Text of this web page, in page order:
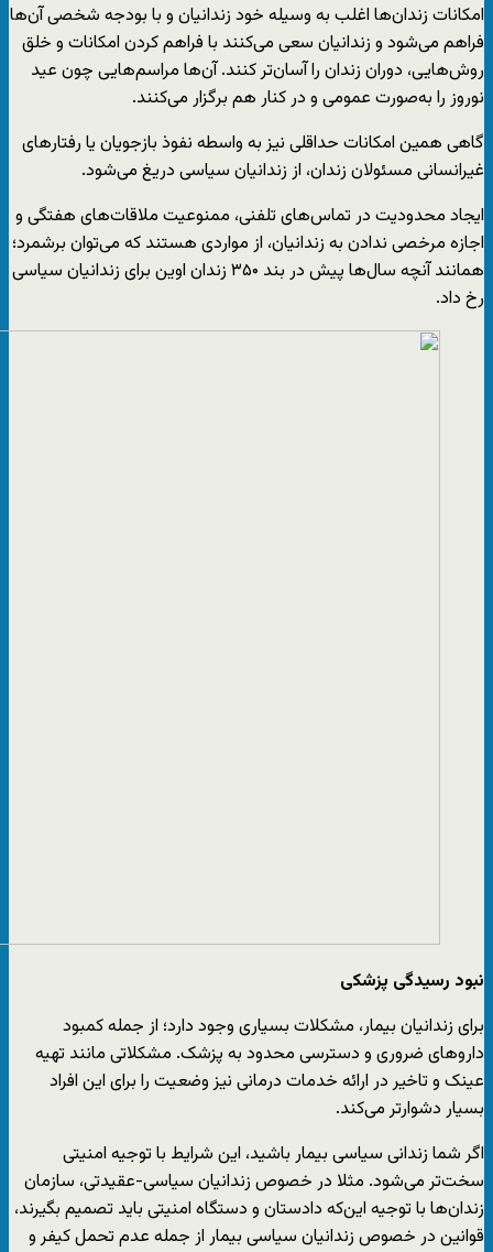
امکانات زندان‌ها اغلب به وسیله خود زندانیان و با بودجه شخصی آن‌ها
فراهم می‌شود و زندانیان سعی می‌کنند با فراهم کردن امکانات و خلق
روش‌هایی، دوران زندان را آسان‌تر کنند. آن‌ها مراسم‌هایی چون عید
نوروز را به‌صورت عمومی و در کنار هم برگزار می‌کنند.
گاهی همین امکانات حداقلی نیز به واسطه نفوذ بازجویان یا رفتارهای
غیرانسانی مسئولان زندان، از زندانیان سیاسی دریغ می‌شود.
ایجاد محدودیت در تماس‌های تلفنی، ممنوعیت ملاقات‌های هفتگی و
اجازه مرخصی ندادن به زندانیان، از مواردی هستند که می‌توان برشمرد؛
همانند آنچه سال‌ها پیش در بند ۳۵۰ زندان اوین برای زندانیان سیاسی
رخ داد.
نبود رسیدگی پزشکی
برای زندانیان بیمار، مشکلات بسیاری وجود دارد؛ از جمله کمبود
داروهای ضروری و دسترسی محدود به پزشک. مشکلاتی مانند تهیه
عینک و تاخیر در ارائه خدمات درمانی نیز وضعیت را برای این افراد
بسیار دشوارتر می‌کند.
اگر شما زندانی سیاسی بیمار باشید، این شرایط با توجیه امنیتی
سخت‌تر می‌شود. مثلا در خصوص زندانیان سیاسی-عقیدتی، سازمان
زندان‌ها با توجیه این‌که دادستان و دستگاه امنیتی باید تصمیم بگیرند،
قوانین در خصوص زندانیان سیاسی بیمار از جمله عدم تحمل کیفر و